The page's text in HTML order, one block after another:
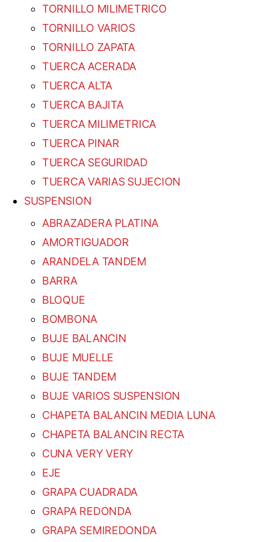
TORNILLO MILIMETRICO
TORNILLO VARIOS
TORNILLO ZAPATA
TUERCA ACERADA
TUERCA ALTA
TUERCA BAJITA
TUERCA MILIMETRICA
TUERCA PINAR
TUERCA SEGURIDAD
TUERCA VARIAS SUJECION
SUSPENSION
ABRAZADERA PLATINA
AMORTIGUADOR
ARANDELA TANDEM
BARRA
BLOQUE
BOMBONA
BUJE BALANCIN
BUJE MUELLE
BUJE TANDEM
BUJE VARIOS SUSPENSION
CHAPETA BALANCIN MEDIA LUNA
CHAPETA BALANCIN RECTA
CUNA VERY VERY
EJE
GRAPA CUADRADA
GRAPA REDONDA
GRAPA SEMIREDONDA